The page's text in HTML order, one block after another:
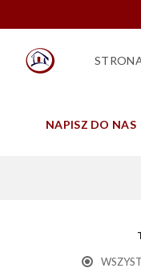
NAPISZ DO NAS